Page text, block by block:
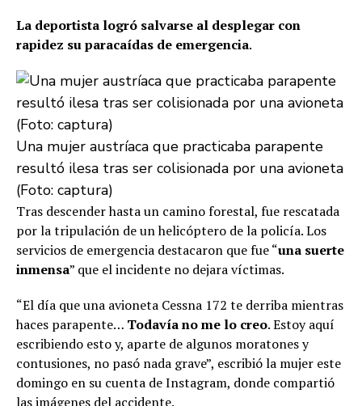
La deportista logró salvarse al desplegar con
rapidez su paracaídas de emergencia.
Una mujer austríaca que practicaba parapente
resultó ilesa tras ser colisionada por una avioneta
(Foto: captura)
Tras descender hasta un camino forestal, fue rescatada
por la tripulación de un helicóptero de la policía. Los
servicios de emergencia destacaron que fue “una suerte
inmensa” que el incidente no dejara víctimas.
“El día que una avioneta Cessna 172 te derriba mientras
haces parapente… Todavía no me lo creo. Estoy aquí
escribiendo esto y, aparte de algunos moratones y
contusiones, no pasó nada grave”, escribió la mujer este
domingo en su cuenta de Instagram, donde compartió
las imágenes del accidente.